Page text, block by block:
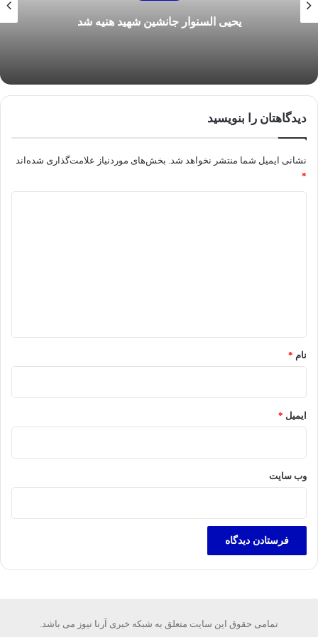
یحیی السنوار جانشین شهید هنیه شد
دیدگاهتان را بنویسید
نشانی ایمیل شما منتشر نخواهد شد. بخش‌های موردنیاز علامت‌گذاری شده‌اند
*
نام *
ایمیل *
وب‌ سایت
تمامی حقوق این سایت متعلق به شبکه خبری آرنا نیوز می باشد.